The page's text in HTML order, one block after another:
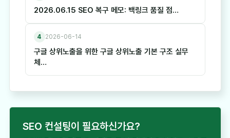
2026.06.15 SEO 복구 메모: 백링크 품질 점…
4 2026-06-14
구글 상위노출을 위한 구글 상위노출 기본 구조 실무
체…
SEO 컨설팅이 필요하신가요?